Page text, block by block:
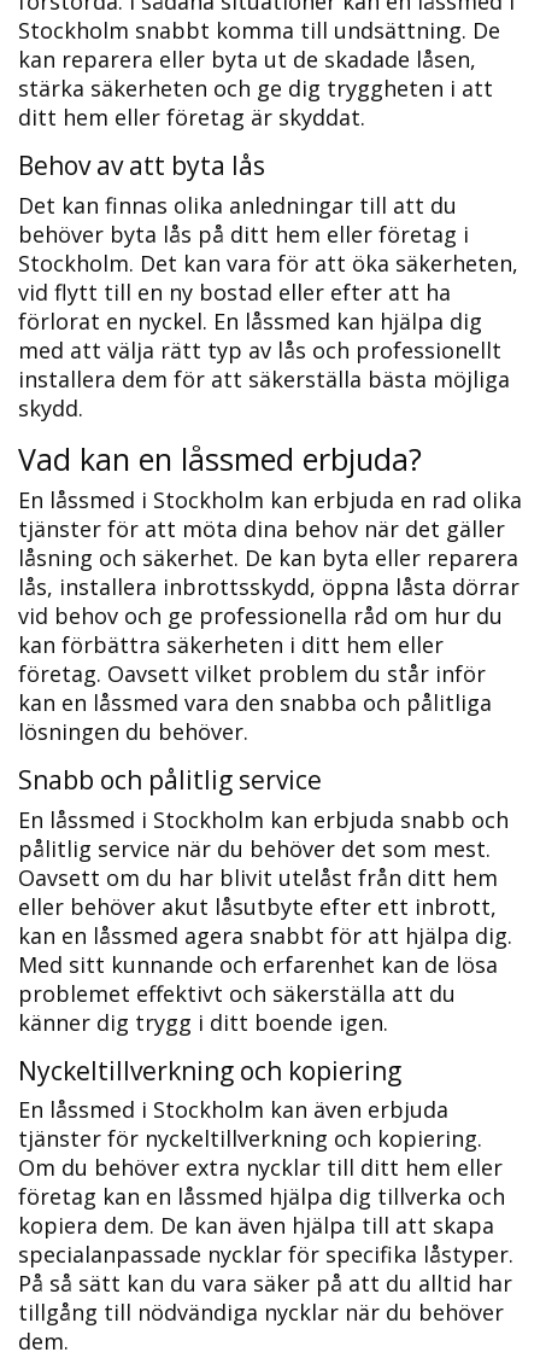
Stockholm snabbt komma till undsättning.​ De
kan reparera eller byta ut de skadade låsen,
stärka säkerheten och ge dig tryggheten i att
ditt hem eller företag är skyddat.
Behov av att byta lås
Det kan finnas olika anledningar till att du
behöver byta lås på ditt hem eller företag i
Stockholm. Det kan vara för att öka säkerheten,
vid flytt till en ny bostad eller efter att ha
förlorat en nyckel.​ En låssmed kan hjälpa dig
med att välja rätt typ av lås och professionellt
installera dem för att säkerställa bästa möjliga
skydd.​
Vad kan en låssmed erbjuda?​
En låssmed i Stockholm kan erbjuda en rad olika
tjänster för att möta dina behov när det gäller
låsning och säkerhet. De kan byta eller reparera
lås, installera inbrottsskydd, öppna låsta dörrar
vid behov och ge professionella råd om hur du
kan förbättra säkerheten i ditt hem eller
företag.​ Oavsett vilket problem du står inför
kan en låssmed vara den snabba och pålitliga
lösningen du behöver.​
Snabb och pålitlig service
En låssmed i Stockholm kan erbjuda snabb och
pålitlig service när du behöver det som mest.​
Oavsett om du har blivit utelåst från ditt hem
eller behöver akut låsutbyte efter ett inbrott,
kan en låssmed agera snabbt för att hjälpa dig.​
Med sitt kunnande och erfarenhet kan de lösa
problemet effektivt och säkerställa att du
känner dig trygg i ditt boende igen.​
Nyckeltillverkning och kopiering
En låssmed i Stockholm kan även erbjuda
tjänster för nyckeltillverkning och kopiering.​
Om du behöver extra nycklar till ditt hem eller
företag kan en låssmed hjälpa dig tillverka och
kopiera dem.​ De kan även hjälpa till att skapa
specialanpassade nycklar för specifika låstyper.​
På så sätt kan du vara säker på att du alltid har
tillgång till nödvändiga nycklar när du behöver
dem.​